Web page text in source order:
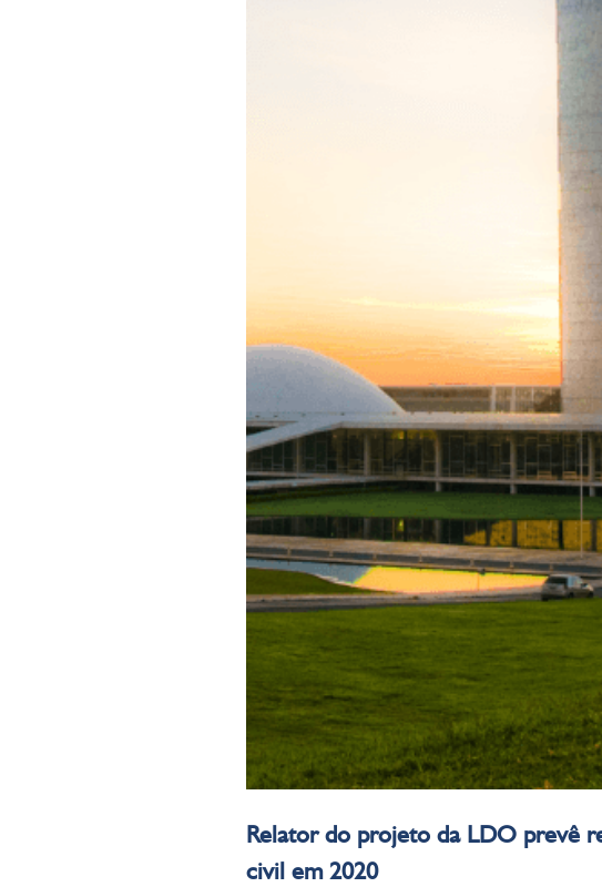
Relator do projeto da LDO prevê
civil em 2020